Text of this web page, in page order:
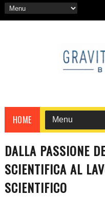
HOME
DALLA PASSIONE
SCIENTIFICA AL
SCIENTIFICO